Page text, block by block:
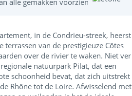
alle gemakken voorzien
in de Condrieu-streek, heerst
terrassen van de prestigieuze Côtes
over de rivier te waken. Niet ver
natuurpark Pilat, dat een
schoonheid bevat, dat zich uitstrekt
Rhône tot de Loire. Afwisselend met